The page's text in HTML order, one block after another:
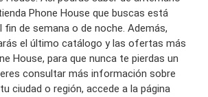
Phone House que buscas está
fin de semana o de noche. Además,
el último catálogo y las ofertas más
House, para que nunca te pierdas un
consultar más información sobre
ciudad o región, accede a la página